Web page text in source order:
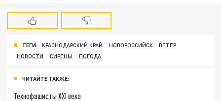
ТЕГИ: КРАСНОДАРСКИЙ КРАЙ НОВОРОССИЙСК
ВЕТЕР
НОВОСТИ
СИРЕНЫ ПОГОДА
ЧИТАЙТЕ ТАКЖЕ:
Технофашисты XXI века